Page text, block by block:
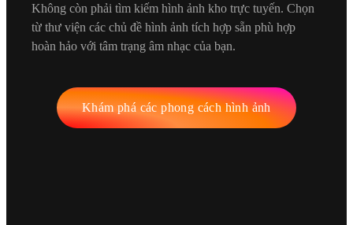
Không còn phải tìm kiếm hình ảnh kho trực tuyến. Chọn
từ thư viện các chủ đề hình ảnh tích hợp sẵn phù hợp
hoàn hảo với tâm trạng âm nhạc của bạn.
Khám phá các phong cách hình ảnh